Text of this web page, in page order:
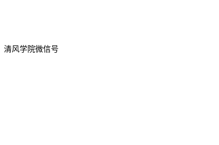
清风学院微信号